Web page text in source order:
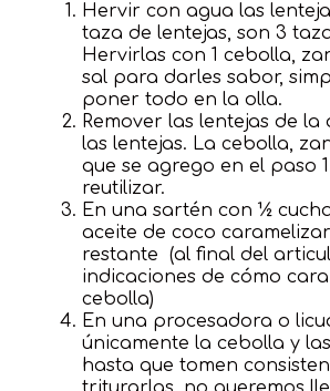
Hervir con agua las
taza de lentejas, son 3
Hervirlas con 1 cebolla,
sal para darles sabor,
poner todo en la olla.
Remover las lentejas de la
las lentejas. La cebolla,
que se agrego en el paso
reutilizar.
En una sartén con ½
aceite de coco
restante (al final del
indicaciones de cómo
cebolla)
En una procesadora o
únicamente la cebolla y
hasta que tomen